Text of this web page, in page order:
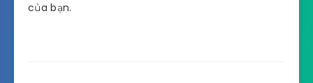
của bạn.